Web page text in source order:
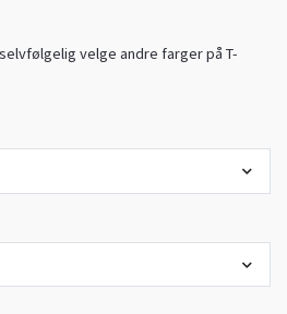
velge andre farger på T-